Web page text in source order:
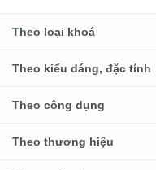
Theo loại khoá
Theo kiểu dáng, đặc tính
Theo công dụng
Theo thương hiệu